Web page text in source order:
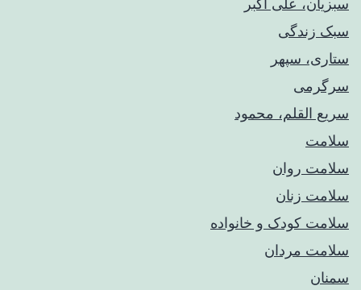
سبزیان، علی اکبر
سبک زندگی
ستاری، سپهر
سرگرمی
سریع القلم، محمود
سلامت
سلامت روان
سلامت زنان
سلامت کودک‌ و خانواده
سلامت مردان
سمنان